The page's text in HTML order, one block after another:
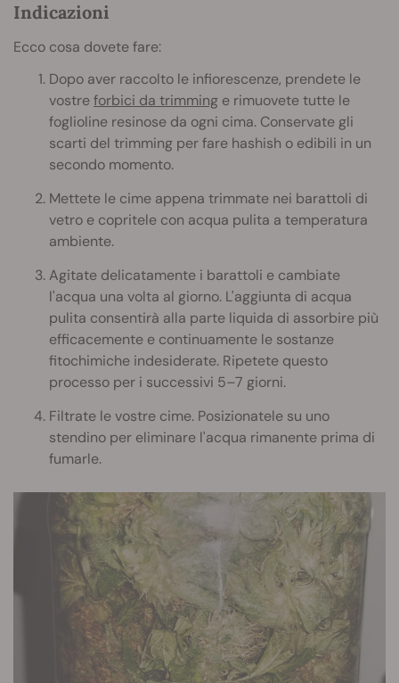
Indicazioni
Ecco cosa dovete fare:
Dopo aver raccolto le infiorescenze, prendete le
vostreforbici da trimming e rimuovete tutte le
foglioline resinose da ogni cima. Conservate gli
scarti del trimming per fare hashish o edibili in un
secondo momento.
Mettete le cime appena trimmate nei barattoli di
vetro e copritele con acqua pulita a temperatura
ambiente.
Agitate delicatamente i barattoli e cambiate
l'acqua una volta al giorno. L'aggiunta di acqua
pulita consentirà alla parte liquida di assorbire più
efficacemente e continuamente le sostanze
fitochimiche indesiderate. Ripetete questo
processo per i successivi 5–7 giorni.
Filtrate le vostre cime. Posizionatele su uno
stendino per eliminare l'acqua rimanente prima di
fumarle.